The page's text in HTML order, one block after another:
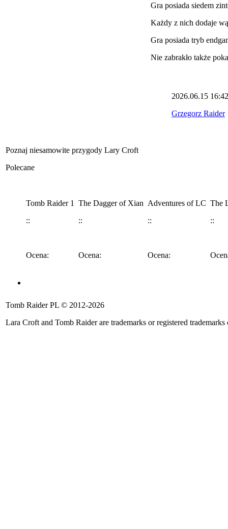
Gra posiada siedem
Każdy z nich dodaje
Gra posiada tryb
Nie zabrakło także
2026.06.15 16:42
Grzegorz Raider
Poznaj niesamowite przygody Lary Croft
Polecane
Tomb Raider 1
::
Ocena:
The Dagger of Xian
::
Ocena:
Adventures of LC
::
Ocena:
The
::
Tomb Raider PL © 2012-2026
Lara Croft and Tomb Raider are trademarks or registered